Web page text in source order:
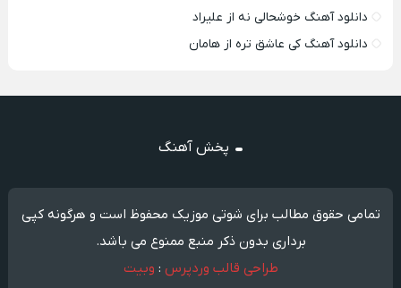
دانلود آهنگ خوشحالی نه از علیراد
دانلود آهنگ کی عاشق تره از هامان
پخش آهنگ
تمامی حقوق مطالب برای شوتی موزیک محفوظ است و هرگونه کپی
برداری بدون ذکر منبع ممنوع می باشد.
طراحی قالب وردپرس : وبیت